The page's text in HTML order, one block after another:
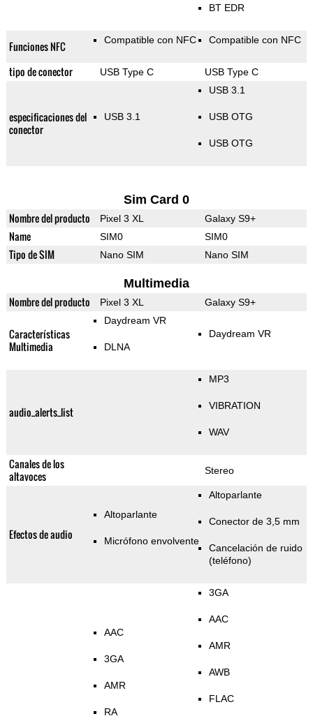
BT EDR
Funciones NFC Compatible con NFC Compatible con NFC
tipo de conector USB Type C USB Type C
especificaciones del
conector
USB 3.1
USB 3.1
USB OTG
USB OTG
Sim Card 0
Nombre del producto Pixel 3 XL Galaxy S9+
Name SIM0 SIM0
Tipo de SIM Nano SIM Nano SIM
Multimedia
Nombre del producto Pixel 3 XL Galaxy S9+
Características
Multimedia
Daydream VR
DLNA
Daydream VR
audio_alerts_list
MP3
VIBRATION
WAV
Canales de los
altavoces
Stereo
Efectos de audio
Altoparlante
Micrófono envolvente
Altoparlante
Conector de 3,5 mm
Cancelación de ruido
(teléfono)
AAC
3GA
AMR
RA
3GA
AAC
AMR
AWB
FLAC